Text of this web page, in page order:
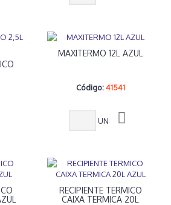
MAXITERMO 12L AZUL
Código: 41541
UN
RECIPIENTE TERMICO
CAIXA TERMICA 20L